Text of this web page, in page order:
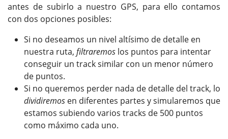
antes de subirlo a nuestro GPS, para ello contamos
con dos opciones posibles:
Si no deseamos un nivel altísimo de detalle en
nuestra ruta, filtraremos los puntos para intentar
conseguir un track similar con un menor número
de puntos.
Si no queremos perder nada de detalle del track, lo
dividiremos en diferentes partes y simularemos que
estamos subiendo varios tracks de 500 puntos
como máximo cada uno.